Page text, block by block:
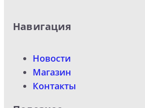
Навигация
Новости
Магазин
Контакты